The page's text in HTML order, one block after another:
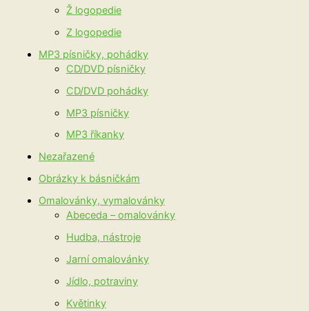
Ž logopedie
Z logopedie
MP3 písničky, pohádky
CD/DVD písničky
CD/DVD pohádky
MP3 písničky
MP3 říkanky
Nezařazené
Obrázky k básničkám
Omalovánky, vymalovánky
Abeceda – omalovánky
Hudba, nástroje
Jarní omalovánky
Jídlo, potraviny
Květinky